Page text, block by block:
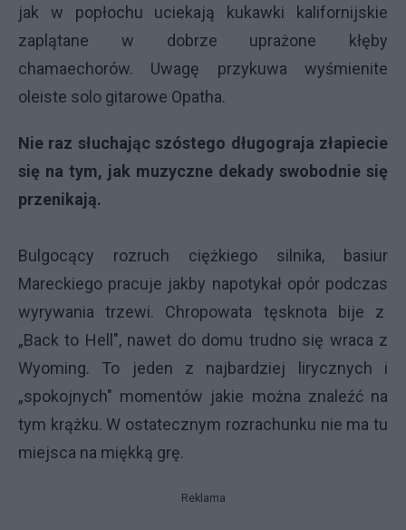
jak w popłochu uciekają kukawki kalifornijskie
zaplątane w dobrze uprażone kłęby
chamaechorów. Uwagę przykuwa wyśmienite
oleiste solo gitarowe Opatha.
Nie raz słuchając szóstego długograja złapiecie
się na tym, jak muzyczne dekady swobodnie się
przenikają.
Bulgocący rozruch ciężkiego silnika, basiur
Mareckiego pracuje jakby napotykał opór podczas
wyrywania trzewi. Chropowata tęsknota bije z
„Back to Hell", nawet do domu trudno się wraca z
Wyoming. To jeden z najbardziej lirycznych i
„spokojnych" momentów jakie można znaleźć na
tym krążku. W ostatecznym rozrachunku nie ma tu
miejsca na miękką grę.
Reklama